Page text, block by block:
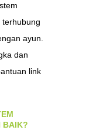
terhubung
ayun.
dan
link
BAIK?